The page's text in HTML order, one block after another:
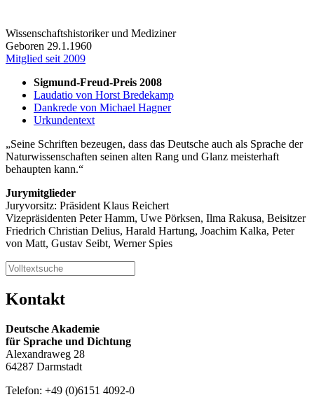
Wissenschaftshistoriker und Mediziner
Geboren 29.1.1960
Mitglied seit 2009
Sigmund-Freud-Preis 2008
Laudatio von Horst Bredekamp
Dankrede von Michael Hagner
Urkundentext
Seine Schriften bezeugen, dass das Deutsche auch als Sprache der
Naturwissenschaften seinen alten Rang und Glanz meisterhaft
behaupten kann.
Jurymitglieder
Juryvorsitz: Präsident Klaus Reichert
Vizepräsidenten Peter Hamm, Uwe Pörksen, Ilma Rakusa, Beisitzer
Friedrich Christian Delius, Harald Hartung, Joachim Kalka, Peter
von Matt, Gustav Seibt, Werner Spies
Kontakt
Deutsche Akademie
für Sprache und Dichtung
Alexandraweg 28
64287 Darmstadt
Telefon: +49 (0)6151 4092-0